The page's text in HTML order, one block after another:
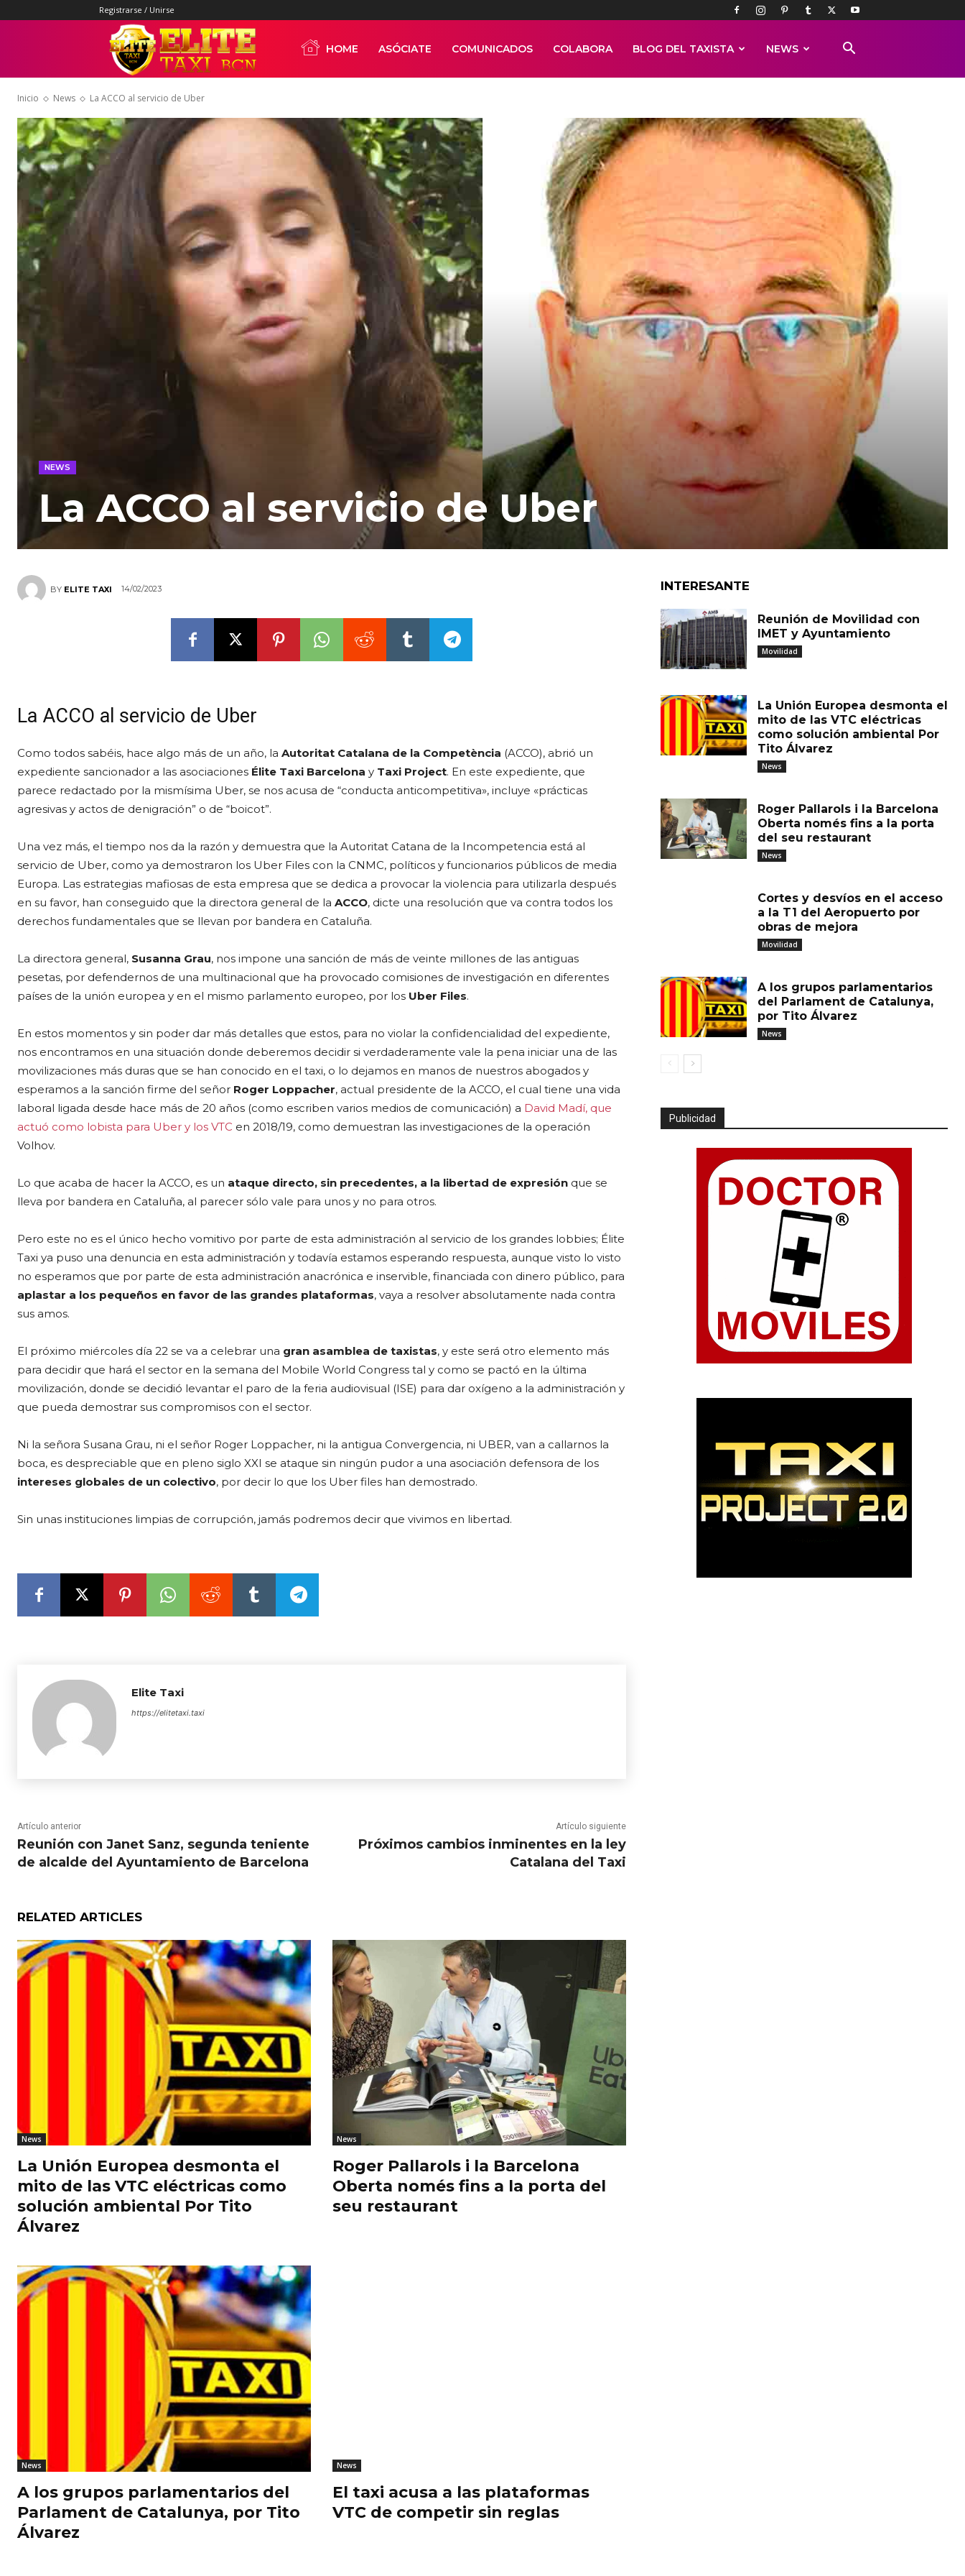
Registrarse / Unirse
HOME ASÓCIATE COMUNICADOS COLABORA BLOG DEL TAXISTA NEWS
Inicio News La ACCO al servicio de Uber
NEWS
La ACCO al servicio de Uber
BY ELITE TAXI 14/02/2023
La ACCO al servicio de Uber
Como todos sabéis, hace algo más de un año, la Autoritat Catalana de la Competència (ACCO), abrió un
expediente sancionador a las asociaciones Élite Taxi Barcelona y Taxi Project. En este expediente, que
parece redactado por la mismísima Uber, se nos acusa de “conducta anticompetitiva», incluye «prácticas
agresivas y actos de denigración” o de “boicot”.
Una vez más, el tiempo nos da la razón y demuestra que la Autoritat Catana de la Incompetencia está al
servicio de Uber, como ya demostraron los Uber Files con la CNMC, políticos y funcionarios públicos de media
Europa. Las estrategias mafiosas de esta empresa que se dedica a provocar la violencia para utilizarla después
en su favor, han conseguido que la directora general de la ACCO, dicte una resolución que va contra todos los
derechos fundamentales que se llevan por bandera en Cataluña.
La directora general, Susanna Grau, nos impone una sanción de más de veinte millones de las antiguas
pesetas, por defendernos de una multinacional que ha provocado comisiones de investigación en diferentes
países de la unión europea y en el mismo parlamento europeo, por los Uber Files.
En estos momentos y sin poder dar más detalles que estos, para no violar la confidencialidad del expediente,
nos encontramos en una situación donde deberemos decidir si verdaderamente vale la pena iniciar una de las
movilizaciones más duras que se han conocido en el taxi, o lo dejamos en manos de nuestros abogados y
esperamos a la sanción firme del señor Roger Loppacher, actual presidente de la ACCO, el cual tiene una vida
laboral ligada desde hace más de 20 años (como escriben varios medios de comunicación) a David Madí, que
actuó como lobista para Uber y los VTC en 2018/19, como demuestran las investigaciones de la operación
Volhov.
Lo que acaba de hacer la ACCO, es un ataque directo, sin precedentes, a la libertad de expresión que se
lleva por bandera en Cataluña, al parecer sólo vale para unos y no para otros.
Pero este no es el único hecho vomitivo por parte de esta administración al servicio de los grandes lobbies; Élite
Taxi ya puso una denuncia en esta administración y todavía estamos esperando respuesta, aunque visto lo visto
no esperamos que por parte de esta administración anacrónica e inservible, financiada con dinero público, para
aplastar a los pequeños en favor de las grandes plataformas, vaya a resolver absolutamente nada contra
sus amos.
El próximo miércoles día 22 se va a celebrar una gran asamblea de taxistas, y este será otro elemento más
para decidir que hará el sector en la semana del Mobile World Congress tal y como se pactó en la última
movilización, donde se decidió levantar el paro de la feria audiovisual (ISE) para dar oxígeno a la administración y
que pueda demostrar sus compromisos con el sector.
Ni la señora Susana Grau, ni el señor Roger Loppacher, ni la antigua Convergencia, ni UBER, van a callarnos la
boca, es despreciable que en pleno siglo XXI se ataque sin ningún pudor a una asociación defensora de los
intereses globales de un colectivo, por decir lo que los Uber files han demostrado.
Sin unas instituciones limpias de corrupción, jamás podremos decir que vivimos en libertad.
Elite Taxi
https://elitetaxi.taxi
Artículo anterior
Reunión con Janet Sanz, segunda teniente
de alcalde del Ayuntamiento de Barcelona
Artículo siguiente
Próximos cambios inminentes en la ley
Catalana del Taxi
RELATED ARTICLES
News
La Unión Europea desmonta el
mito de las VTC eléctricas como
solución ambiental Por Tito
Álvarez
News
Roger Pallarols i la Barcelona
Oberta només fins a la porta del
seu restaurant
News
A los grupos parlamentarios del
Parlament de Catalunya, por Tito
Álvarez
News
El taxi acusa a las plataformas
VTC de competir sin reglas
INTERESANTE
Reunión de Movilidad con
IMET y Ayuntamiento
Movilidad
La Unión Europea desmonta el
mito de las VTC eléctricas
como solución ambiental Por
Tito Álvarez
News
Roger Pallarols i la Barcelona
Oberta només fins a la porta
del seu restaurant
News
Cortes y desvíos en el acceso
a la T1 del Aeropuerto por
obras de mejora
Movilidad
A los grupos parlamentarios
del Parlament de Catalunya,
por Tito Álvarez
News
Publicidad